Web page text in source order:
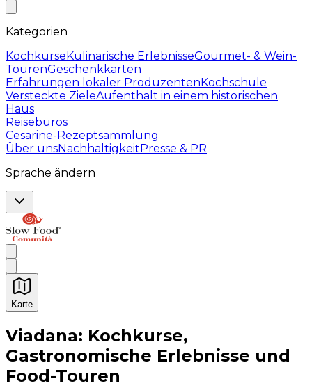
Kategorien
KochkurseKulinarische ErlebnisseGourmet- & Wein-
TourenGeschenkkarten
Erfahrungen lokaler ProduzentenKochschule
Versteckte ZieleAufenthalt in einem historischen
Haus
Reisebüros
Cesarine-Rezeptsammlung
Über unsNachhaltigkeitPresse & PR
Sprache ändern
Karte
Unvergessliche kulinarische Erlebnisse:
Viadana: Kochkurse,
Gastronomische Erlebnisse und
Food-Touren